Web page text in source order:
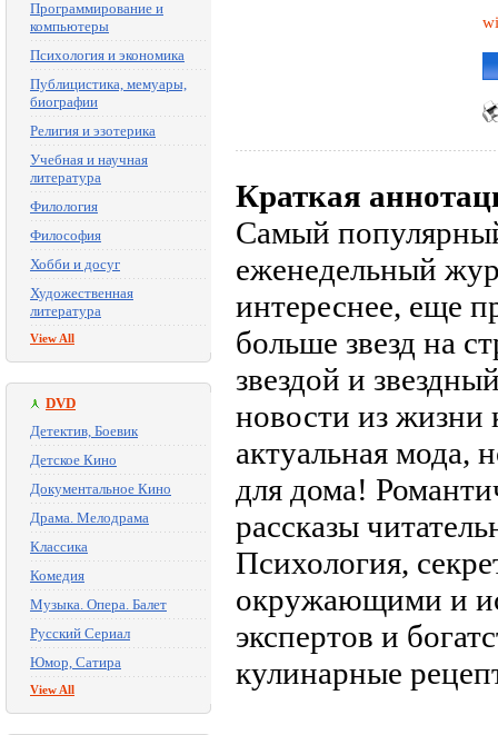
Программирование и
компьютеры
Психология и экономика
Публицистика, мемуары,
биографии
Религия и эзотерика
Учебная и научная
литература
Филология
Философия
Хобби и досуг
Художественная
литература
View All
DVD
Детектив, Боевик
Детское Кино
Документальное Кино
Драма. Мелодрама
Классика
Комедия
Музыка. Опера. Балет
Русский Сериал
Юмор, Сатира
View All
Краткая
Самый
еженедельный
интереснее, еще
больше звезд на
звездой и
новости из
актуальная мода,
для дома!
рассказы
Психология,
окружающими и
экспертов и
кулинарные